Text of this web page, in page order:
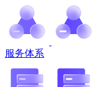
服务体系